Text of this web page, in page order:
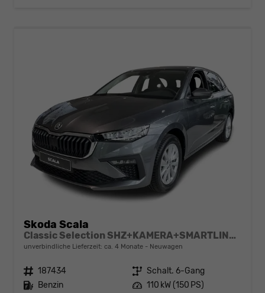
Skoda Scala
Classic Selection SHZ+KAMERA+SMARTLINK+LED+16" ALU
unverbindliche Lieferzeit: ca. 4 Monate Neuwagen
Fahrzeugnr. 187434 Getriebe Schalt. 6-Gang
Kraftstoff Benzin Leistung 110 kW (150 PS)